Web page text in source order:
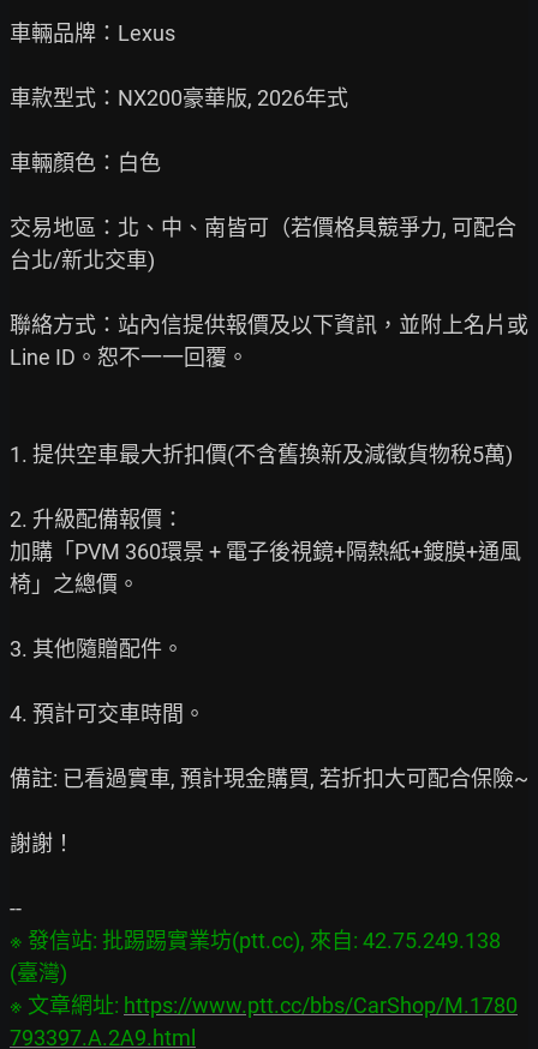
車輛品牌：Lexus
車款型式：NX200豪華版, 2026年式
車輛顏色：白色
交易地區：北、中、南皆可（若價格具競爭力, 可配合
台北/新北交車)
聯絡方式：站內信提供報價及以下資訊，並附上名片或
Line ID。恕不一一回覆。
1. 提供空車最大折扣價(不含舊換新及減徵貨物稅5萬)
2. 升級配備報價：
加購「PVM 360環景 + 電子後視鏡+隔熱紙+鍍膜+通風
椅」之總價。
3. 其他隨贈配件。
4. 預計可交車時間。
備註: 已看過實車, 預計現金購買, 若折扣大可配合保險~
謝謝！
※ 發信站: 批踢踢實業坊(ptt.cc), 來自: 42.75.249.138
(臺灣)
※ 文章網址: https://www.ptt.cc/bbs/CarShop/M.1780
793397.A.2A9.html